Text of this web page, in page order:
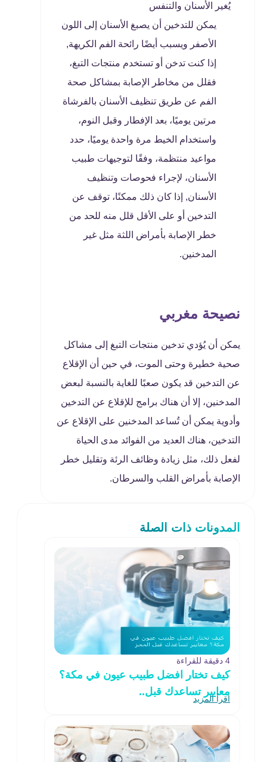
يُغير الأسنان والتنفس
يمكن للتدخين أن يصبغ الأسنان إلى اللون
الأصفر ويسبب أيضًا رائحة الفم الكريهة,
إذا كنت تدخن أو تستخدم منتجات التبغ،
فقلل من مخاطر الإصابة بمشاكل صحة
الفم عن طريق تنظيف الأسنان بالفرشاة
مرتين يوميًا، بعد الإفطار وقبل النوم،
واستخدام الخيط مرة واحدة يوميًا، حدد
مواعيد منتظمة، وفقًا لتوجيهات طبيب
الأسنان، لإجراء فحوصات وتنظيف
الأسنان, إذا كان ذلك ممكنًا، توقف عن
التدخين أو على الأقل قلل منه للحد من
خطر الإصابة بأمراض اللثة مثل غير
المدخنين.
نصيحة مغربي
يمكن أن يُؤدي تدخين منتجات التبغ إلى مشاكل
صحية خطيرة وحتى الموت، في حين أن الإقلاع
عن التدخين قد يكون صعبًا للغاية بالنسبة لبعض
المدخنين، إلا أن هناك برامج للإقلاع عن التدخين
وأدوية يمكن أن تُساعد المدخنين على الإقلاع عن
التدخين، هناك العديد من الفوائد مدى الحياة
لفعل ذلك، مثل زيادة وظائف الرئة وتقليل خطر
الإصابة بأمراض القلب والسرطان.
المدونات ذات الصلة
4 دقيقة للقراءة
كيف تختار افضل طبيب عيون في مكة؟
معايير تساعدك قبل..
اقرأ المزيد